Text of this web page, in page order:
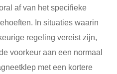
af van het specifieke
In situaties waarin
regeling vereist zijn,
voorkeur aan een normaal
met een kortere